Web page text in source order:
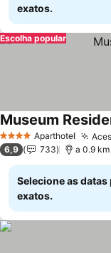
exatos.
Escolha popular
4 EstrelasAparthotel
Museum
6,9 733 a 0.9
Selecione as
exatos.